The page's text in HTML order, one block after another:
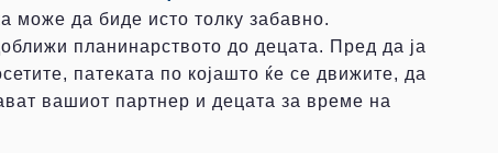
може да биде исто толку забавно.
планинарството до децата. Пред да ја
патеката по којашто ќе се движите, да
вашиот партнер и децата за време на